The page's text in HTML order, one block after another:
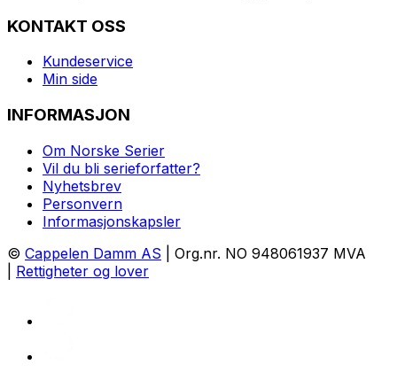
KONTAKT OSS
Kundeservice
Min side
INFORMASJON
Om Norske Serier
Vil du bli serieforfatter?
Nyhetsbrev
Personvern
Informasjonskapsler
© Cappelen Damm AS | Org.nr. NO 948061937 MVA
Rettigheter og lover